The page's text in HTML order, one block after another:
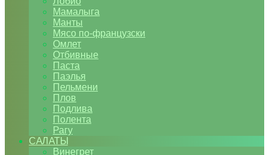
Мамалыга
Манты
Мясо по-французски
Омлет
Отбивные
Паста
Паэлья
Пельмени
Плов
Подлива
Полента
Рагу
САЛАТЫ
Винегрет